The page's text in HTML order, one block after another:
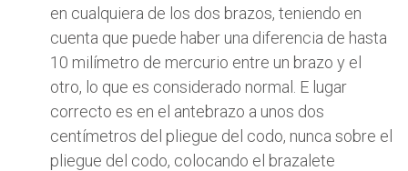
en cualquiera de los dos brazos, teniendo en
cuenta que puede haber una diferencia de hasta
10 milímetro de mercurio entre un brazo y el
otro, lo que es considerado normal. E lugar
correcto es en el antebrazo a unos dos
centímetros del pliegue del codo, nunca sobre el
pliegue del codo, colocando el brazalete